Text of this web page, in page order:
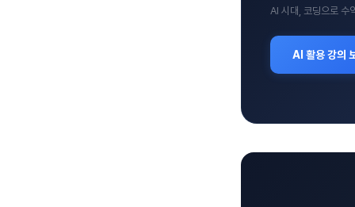
AI 시대, 코딩으로 수
AI 활용 강의